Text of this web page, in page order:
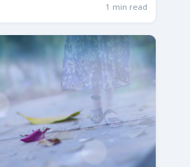
1 min read